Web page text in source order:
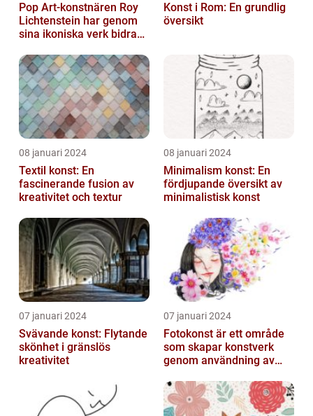
Pop Art-konstnären Roy
Lichtenstein har genom
sina ikoniska verk bidragit
Konst i Rom: En grundlig
översikt
08 januari 2024
Textil konst: En
fascinerande fusion av
kreativitet och textur
08 januari 2024
Minimalism konst: En
fördjupande översikt av
minimalistisk konst
07 januari 2024
Svävande konst: Flytande
skönhet i gränslös
kreativitet
07 januari 2024
Fotokonst är ett område
som skapar konstverk
genom användning av